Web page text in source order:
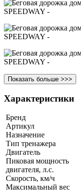
Показать больше >>>
Характеристики
Бренд
Артикул
Назначение
Тип тренажера
Двигатель
Пиковая мощность
двигателя, л.с.
Скорость, км/ч
Максимальный вес